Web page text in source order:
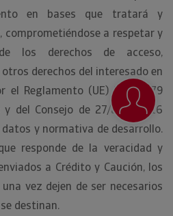
en bases que tratará y
a respetar y
los derechos de acceso,
derechos del interesado en
el Reglamento (UE) 2016/679
y del Consejo de 27/abril/2016
y normativa de desarrollo.
responde de la veracidad y
a Crédito y Caución, los
vez dejen de ser necesarios
destinan.